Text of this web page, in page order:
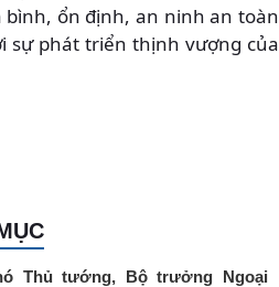
ổn định, an ninh an toàn
sự phát triển thịnh vượng của
Thủ tướng, Bộ trưởng Ngoại